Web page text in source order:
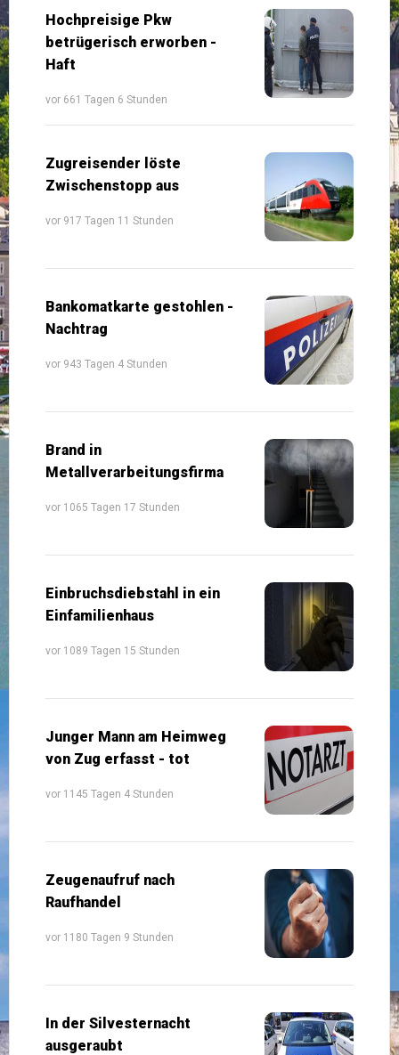
Hochpreisige Pkw
betrügerisch erworben -
Haft
vor 661 Tagen 6 Stunden
Zugreisender löste
Zwischenstopp aus
vor 917 Tagen 11 Stunden
Bankomatkarte gestohlen -
Nachtrag
vor 943 Tagen 4 Stunden
Brand in
Metallverarbeitungsfirma
vor 1065 Tagen 17 Stunden
Einbruchsdiebstahl in ein
Einfamilienhaus
vor 1089 Tagen 15 Stunden
Junger Mann am Heimweg
von Zug erfasst - tot
vor 1145 Tagen 4 Stunden
Zeugenaufruf nach
Raufhandel
vor 1180 Tagen 9 Stunden
In der Silvesternacht
ausgeraubt